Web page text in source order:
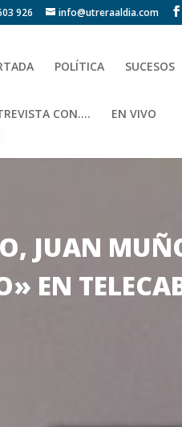
926 info@utreraaldia.com
POLÍTICA SUCESOS
CON…. EN VIVO
JUAN
EN